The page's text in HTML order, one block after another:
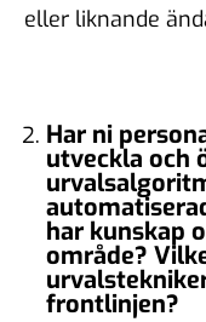
eller liknande
Har ni
utveckla och
har kunskap
område?
frontlinjen?